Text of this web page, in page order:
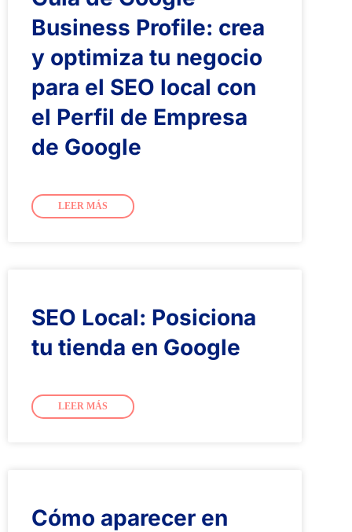
Business Profile: crea
y optimiza tu negocio
para el SEO local con
el Perfil de Empresa
de Google
LEER MÁS
SEO Local: Posiciona
tu tienda en Google
LEER MÁS
Cómo aparecer en